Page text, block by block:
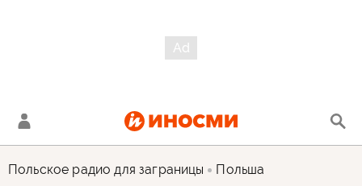
Польское радио для заграницы Польша